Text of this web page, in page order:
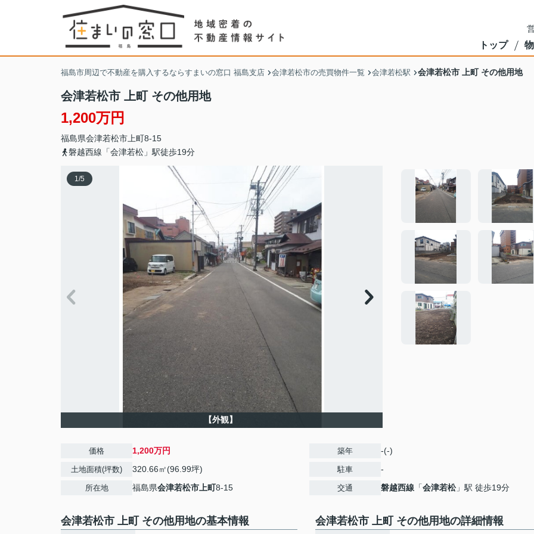
トップ
福島市周辺で不動産を購入するならすまいの窓口 福島支店 会津若松市の売買物件一覧 会津若松駅 会津若松市 上町 その他用地
会津若松市 上町 その他用地
1,200万円
福島県会津若松市 上町8-15
磐越西線「会津若松」駅徒歩19分
1/5
【外観】
価格 1,200万円
土地面積(坪数) 320.66㎡(96.99坪)
所在地 福島県会津若松市 上町8-15
築年 -(-)
駐車 -
交通 磐越西線 「会津若松」駅 徒歩19分
会津若松市 上町 その他用地の基本情報 会津若松市 上町 その他用地の詳細情報